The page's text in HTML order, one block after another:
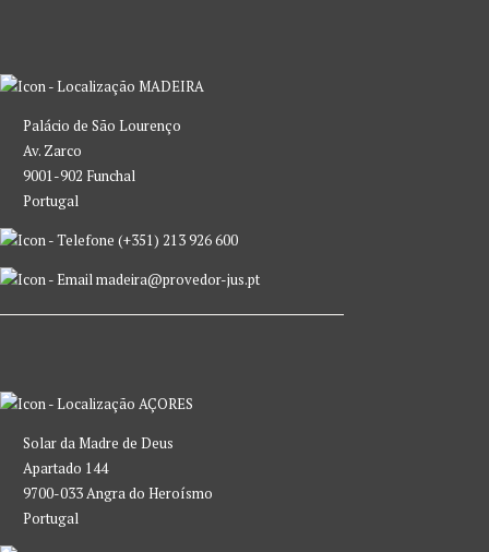
MADEIRA
Palácio de São Lourenço
Av. Zarco
9001-902 Funchal
Portugal
(+351) 213 926 600
madeira@provedor-jus.pt
AÇORES
Solar da Madre de Deus
Apartado 144
9700-033 Angra do Heroísmo
Portugal